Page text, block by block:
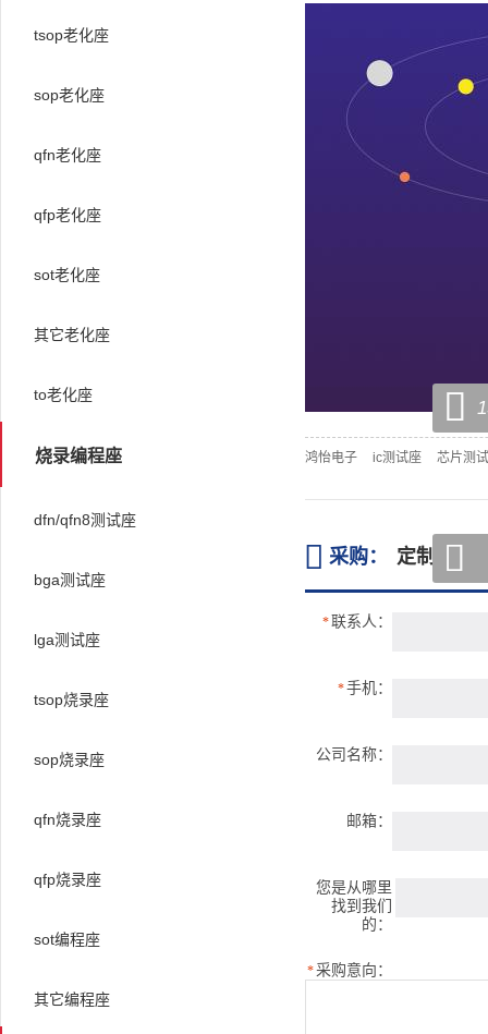
鸿怡电子 ic测试座 芯片测
 采购： 定制
*联系人：
*手机：
公司名称：
邮箱：
您是从哪里
找到我们
的：
*采购意向：
tsop老化座
sop老化座
qfn老化座
qfp老化座
sot老化座
其它老化座
to老化座
烧录编程座
dfn/qfn8测试座
bga测试座
lga测试座
tsop烧录座
sop烧录座
qfn烧录座
qfp烧录座
sot编程座
其它编程座

